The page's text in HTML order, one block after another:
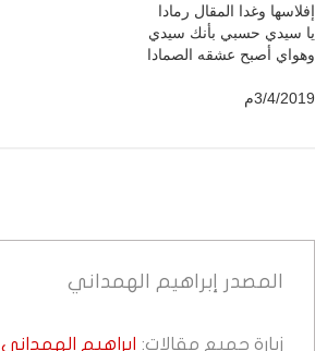
إفلاسها وغدا المقال رمادا
يا سيدي حسبي بأنك سيدي
وهواي أصبح عشقه الصمادا
3/4/2019م
المصدر إبراهيم الهمداني
زيارة جميع مقالات: إبراهيم الهمداني